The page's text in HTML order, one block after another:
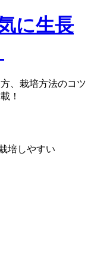
に生長
、栽培方法のコツ
！
培しやすい